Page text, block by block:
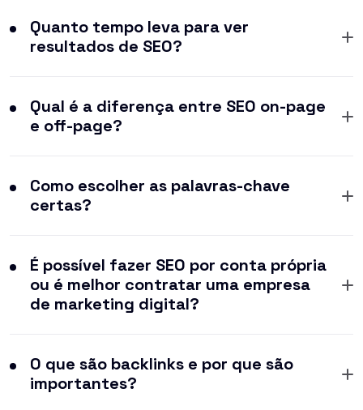
Quanto tempo leva para ver
resultados de SEO?
Qual é a diferença entre SEO on-page
e off-page?
Como escolher as palavras-chave
certas?
É possível fazer SEO por conta própria
ou é melhor contratar uma empresa
de marketing digital?
O que são backlinks e por que são
importantes?